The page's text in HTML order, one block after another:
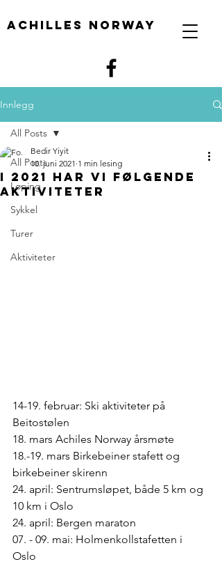
Achilles Norway
Innlegg
All Posts
Løping
Sykkel
Turer
Aktiviteter
All Posts
I 2021 har vi følgende
aktiviteter
Bedir Yiyit
10. juni 2021 1 min lesing
14-19. februar: Ski aktiviteter på
Beitostølen
18. mars Achiles Norway årsmøte
18.-19. mars Birkebeiner stafett og
birkebeiner skirenn
24. april: Sentrumsløpet, både 5 km og
10 km i Oslo
24. april: Bergen maraton
07. - 09. mai: Holmenkollstafetten i
Oslo